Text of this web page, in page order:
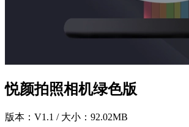
悦颜拍照相机绿色版
版本： V1.1 / 大小：92.02MB